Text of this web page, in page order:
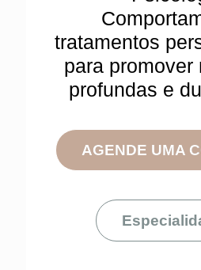
tratamentos
para promover
profundas e
AGENDE UMA